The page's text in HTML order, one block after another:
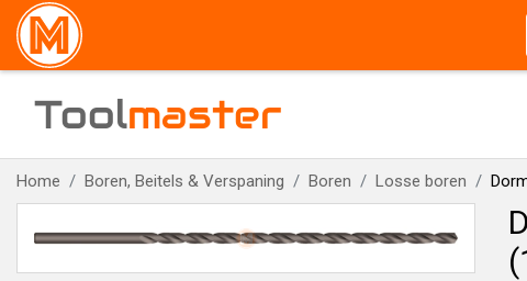
Toolmaster
Home Boren, Beitels & Verspaning Boren Losse boren